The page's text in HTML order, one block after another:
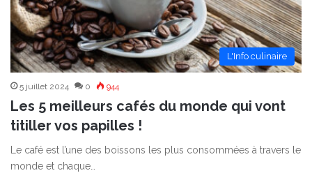
L'Info culinaire
5 juillet 2024 0 944
Les 5 meilleurs cafés du monde qui vont
titiller vos papilles !
Le café est l’une des boissons les plus consommées à travers le
monde et chaque…